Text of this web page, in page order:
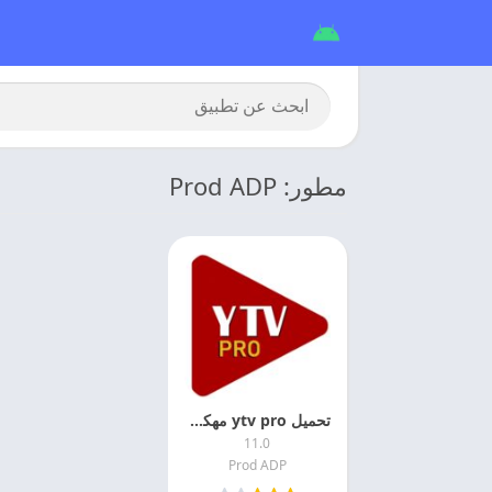
مطور: Prod ADP
تحميل ytv pro مهكر 2026 مشغل ياسين تيفي مهكر
11.0
Prod ADP